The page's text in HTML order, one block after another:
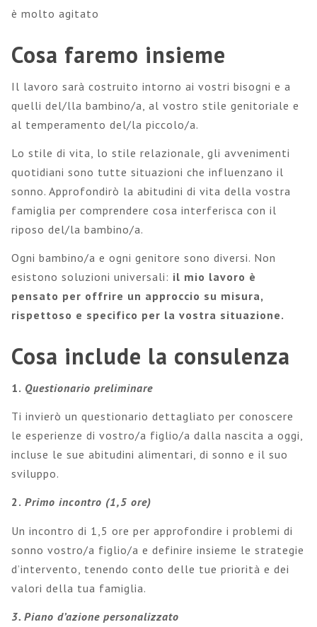
è molto agitato
Cosa faremo insieme
Il lavoro sarà costruito intorno ai vostri bisogni e a
quelli del/lla bambino/a, al vostro stile genitoriale e
al temperamento del/la piccolo/a.
Lo stile di vita, lo stile relazionale, gli avvenimenti
quotidiani sono tutte situazioni che influenzano il
sonno. Approfondirò la abitudini di vita della vostra
famiglia per comprendere cosa interferisca con il
riposo del/la bambino/a.
Ogni bambino/a e ogni genitore sono diversi. Non
esistono soluzioni universali: il mio lavoro è
pensato per offrire un approccio su misura,
rispettoso e specifico per la vostra situazione.
Cosa include la consulenza
1. Questionario preliminare
Ti invierò un questionario dettagliato per conoscere
le esperienze di vostro/a figlio/a dalla nascita a oggi,
incluse le sue abitudini alimentari, di sonno e il suo
sviluppo.
2. Primo incontro (1,5 ore)
Un incontro di 1,5 ore per approfondire i problemi di
sonno vostro/a figlio/a e definire insieme le strategie
d’intervento, tenendo conto delle tue priorità e dei
valori della tua famiglia.
3. Piano d’azione personalizzato